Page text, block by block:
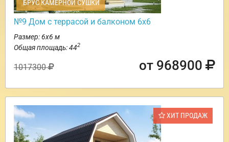
БРУС КАМЕРНОЙ СУШКИ
№9 Дом с террасой и балконом 6х6
Размер: 6х6 м
Общая площадь: 442
1017300 от 968900
ХИТ ПРОДАЖ